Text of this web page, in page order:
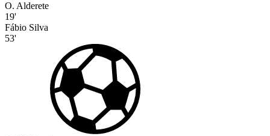
O. Alderete
19'
Fábio Silva
53'